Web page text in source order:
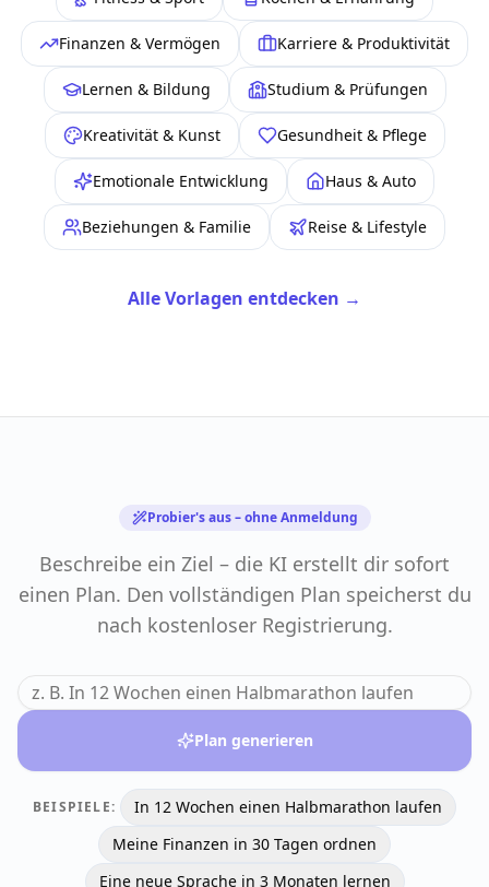
Finanzen & Vermögen Karriere & Produktivität
Lernen & Bildung Studium & Prüfungen
Kreativität & Kunst Gesundheit & Pflege
Emotionale Entwicklung Haus & Auto
Beziehungen & Familie Reise & Lifestyle
Beschreibe ein Ziel – die KI erstellt dir sofort
einen Plan. Den vollständigen Plan speicherst du
nach kostenloser Registrierung.
Plan generieren
BEISPIELE:
In 12 Wochen einen Halbmarathon laufen
Meine Finanzen in 30 Tagen ordnen
Eine neue Sprache in 3 Monaten lernen